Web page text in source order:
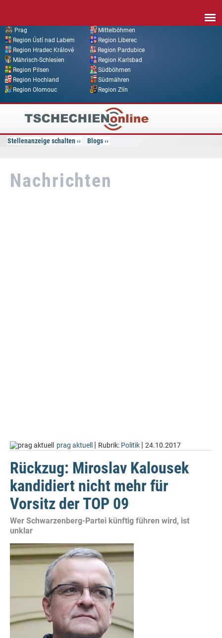
Prag
Mittelböhmen
Region Ústí nad Labem
Region Liberec
Region Hradec Králové
Region Pardubice
Mährisch-Schlesien
Region Karlsbad
Region Pilsen
Südböhmen
Region Hochland
Südmähren
Region Olomouc
Region Zlín
Tschechien
Online
Stellenanzeige schalten Blogs
Nachrichten
prag aktuell | Rubrik: Politik | 24.10.2017
Rückzug: Miroslav Kalousek
kandidiert nicht mehr für
Vorsitz der TOP 09
Wer Schwarzenberg-Partei künftig führen wird, ist
unklar